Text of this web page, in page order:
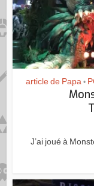
article de Papa •
J’ai joué à